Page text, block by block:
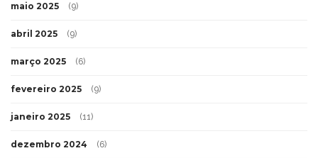
maio 2025 (9)
abril 2025 (9)
março 2025 (6)
fevereiro 2025 (9)
janeiro 2025 (11)
dezembro 2024 (6)